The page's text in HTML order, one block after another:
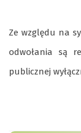
Ze względu na
odwołania są
publicznej